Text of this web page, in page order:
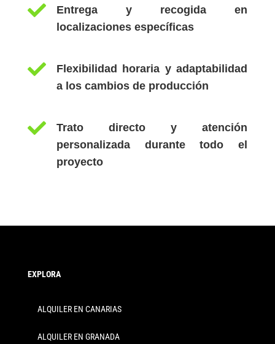

Entrega y recogida en
localizaciones específicas

Flexibilidad horaria y adaptabilidad
a los cambios de producción

Trato directo y atención
personalizada durante todo el
proyecto
EXPLORA
ALQUILER EN CANARIAS
ALQUILER EN GRANADA